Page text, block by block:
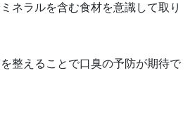
ネラルを含む食材を意識して取り
整えることで口臭の予防が期待で